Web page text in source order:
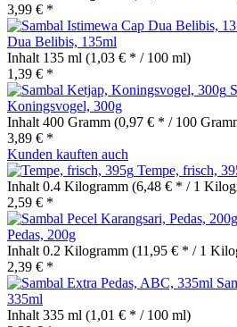
3,99 € *
Dua Belibis, 135ml
Inhalt 135 ml (1,03 € * / 100 ml)
1,39 € *
Koningsvogel, 300g
Inhalt 400 Gramm (0,97 € * / 100
3,89 € *
Kunden kauften auch
Tempe, frisch,
Inhalt 0.4 Kilogramm (6,48 € * / 1
2,59 € *
Pedas, 200g
Inhalt 0.2 Kilogramm (11,95 € * / 1
2,39 € *
335ml
Inhalt 335 ml (1,01 € * / 100 ml)